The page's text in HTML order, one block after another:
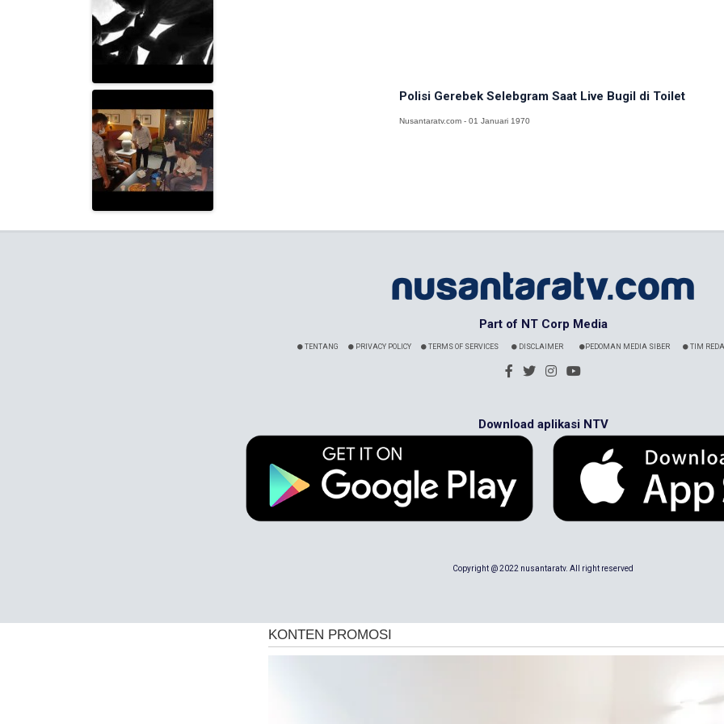
Polisi Gerebek Selebgram Saat Live Bugil di Toilet
Nusantaratv.com - 01 Januari 1970
Part of NT Corp Media
TENTANG PRIVACY POLICY TERMS OF SERVICES DISCLAIMER PEDOMAN MEDIA SIBER TIM
Download aplikasi NTV
Copyright @ 2022 nusantaratv. All right reserved